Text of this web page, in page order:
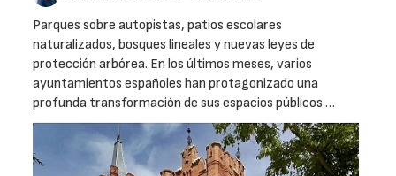
Parques sobre autopistas, patios escolares
naturalizados, bosques lineales y nuevas leyes de
protección arbórea. En los últimos meses, varios
ayuntamientos españoles han protagonizado una
profunda transformación de sus espacios públicos …